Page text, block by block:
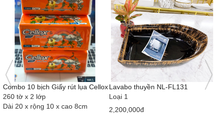
Combo 10 bịch Giấy rút lụa Cellox
260 tờ x 2 lớp
Dài 20 x rộng 10 x cao 8cm
Lavabo thuyền NL-FL131
Loại 1
2,200,000đ